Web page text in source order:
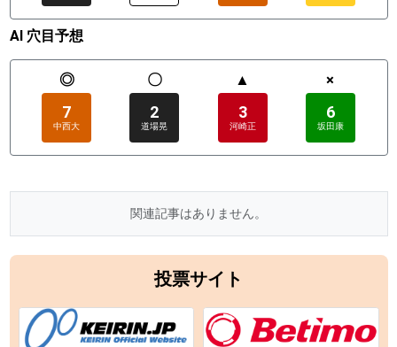
AI 穴目予想
◎
7
中西大
〇
2
道場晃
▲
3
河崎正
×
6
坂田康
関連記事はありません。
投票サイト